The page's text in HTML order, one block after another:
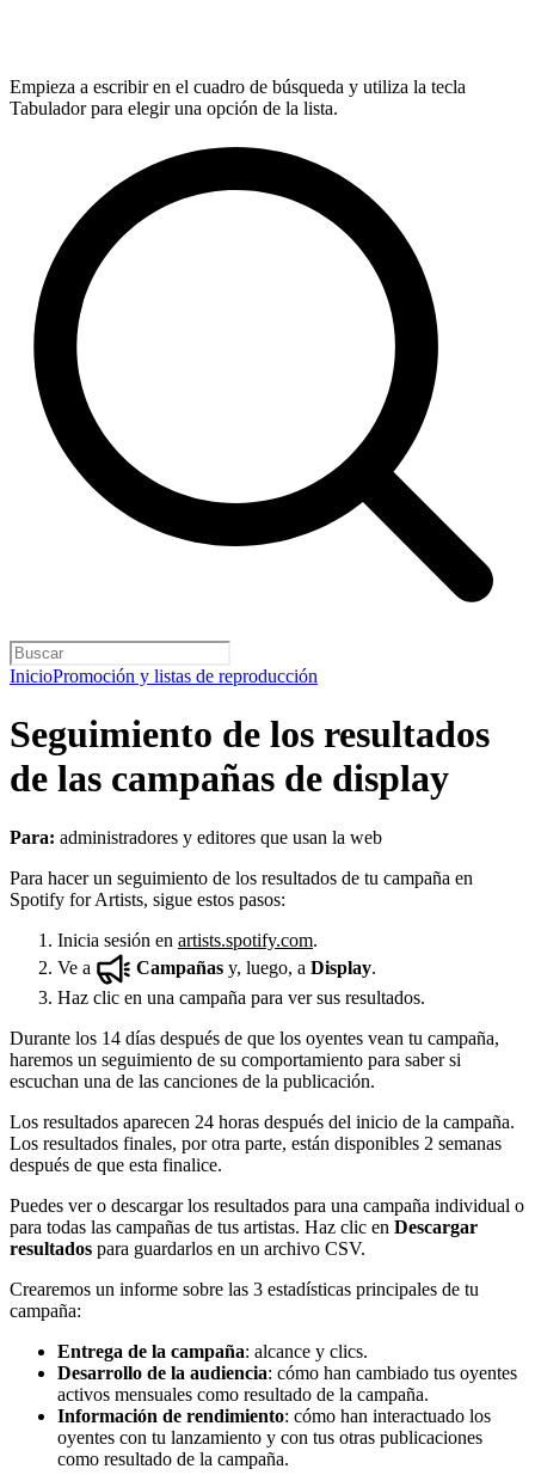
Empieza a escribir en el cuadro de búsqueda y utiliza la tecla
Tabulador para elegir una opción de la lista.
InicioPromoción y listas de reproducción
Seguimiento de los resultados
de las campañas de display
Para: administradores y editores que usan la web
Para hacer un seguimiento de los resultados de tu campaña en
Spotify for Artists, sigue estos pasos:
Inicia sesión en artists.spotify.com.
Ve a
Campañas y, luego, a Display.
Haz clic en una campaña para ver sus resultados.
Durante los 14 días después de que los oyentes vean tu campaña,
haremos un seguimiento de su comportamiento para saber si
escuchan una de las canciones de la publicación.
Los resultados aparecen 24 horas después del inicio de la campaña.
Los resultados finales, por otra parte, están disponibles 2 semanas
después de que esta finalice.
Puedes ver o descargar los resultados para una campaña individual o
para todas las campañas de tus artistas. Haz clic en Descargar
resultados para guardarlos en un archivo CSV.
Crearemos un informe sobre las 3 estadísticas principales de tu
campaña:
Entrega de la campaña: alcance y clics.
Desarrollo de la audiencia: cómo han cambiado tus oyentes
activos mensuales como resultado de la campaña.
Información de rendimiento: cómo han interactuado los
oyentes con tu lanzamiento y con tus otras publicaciones
como resultado de la campaña.